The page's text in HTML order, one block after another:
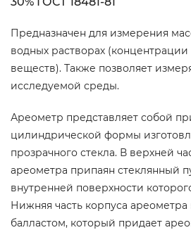
Предназначен для измерения
водных растворах (концентрации
веществ). Также позволяет
исследуемой среды.
Ареометр представляет собой
цилиндрической формы
прозрачного стекла. В верхней
ареометра припаян стеклянный
внутренней поверхности
Нижняя часть корпуса ареометра
балластом, который придает